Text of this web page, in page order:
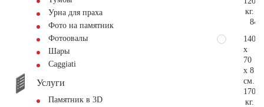
Урна для праха
Фото на памятник
Фотоовалы
Шары
Сaggiati
Услуги
Памятник в 3D
кг.
140
x
70
x 8
см.
170
кг.